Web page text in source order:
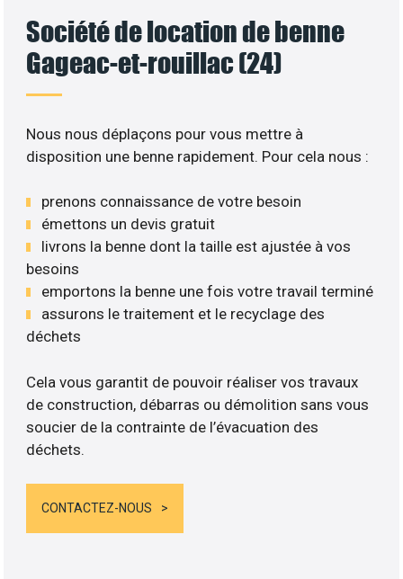
Société de location de benne
Gageac-et-rouillac (24)
Nous nous déplaçons pour vous mettre à
disposition une benne rapidement. Pour cela nous :
prenons connaissance de votre besoin
émettons un devis gratuit
livrons la benne dont la taille est ajustée à vos
besoins
emportons la benne une fois votre travail terminé
assurons le traitement et le recyclage des
déchets
Cela vous garantit de pouvoir réaliser vos travaux
de construction, débarras ou démolition sans vous
soucier de la contrainte de l’évacuation des
déchets.
CONTACTEZ-NOUS